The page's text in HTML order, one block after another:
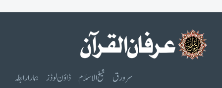
سرورق شیخ الاسلام ڈاؤن لوڈز ہمارا رابطہ